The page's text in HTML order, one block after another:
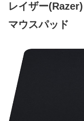
レイザー
マウスパッド